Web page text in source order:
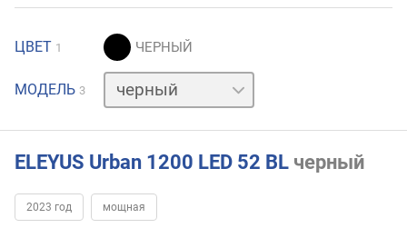
ЦВЕТ 1
МОДЕЛЬ 3
белый
серебристый
ELEYUS Urban 1200 LED 52 BL черный
2023 год мощная